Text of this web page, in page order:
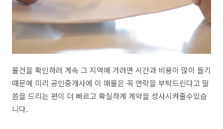
물건을 확인하러 계속 그 지역에 가려면 시간과 비용이 많이 들기
때문에 미리 공인중개사에 이 매물은 꼭 연락을 부탁드린다고 말
씀을 드리는 편이 더 빠르고 확실하게 계약을 성사시켜줄수있습
니다.